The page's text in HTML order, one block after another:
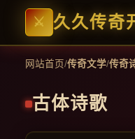
久久传奇
网站首页/传奇文学/传奇
古体诗歌